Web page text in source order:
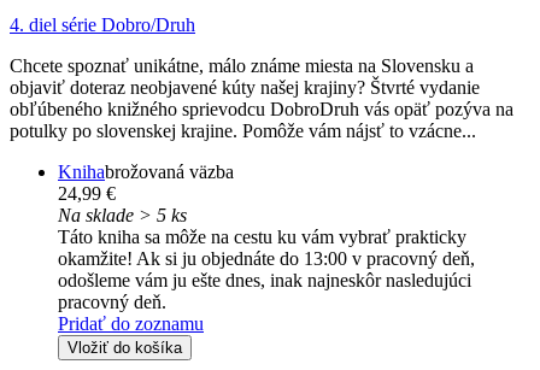
4. diel série Dobro/Druh
Chcete spoznať unikátne, málo známe miesta na Slovensku a
objaviť doteraz neobjavené kúty našej krajiny? Štvrté vydanie
obľúbeného knižného sprievodcu DobroDruh vás opäť pozýva na
potulky po slovenskej krajine. Pomôže vám nájsť to vzácne...
Knihabrožovaná väzba
24,99 €
Na sklade > 5 ks
Táto kniha sa môže na cestu ku vám vybrať prakticky
okamžite! Ak si ju objednáte do 13:00 v pracovný deň,
odošleme vám ju ešte dnes, inak najneskôr nasledujúci
pracovný deň.
Pridať do zoznamu
Vložiť do košíka